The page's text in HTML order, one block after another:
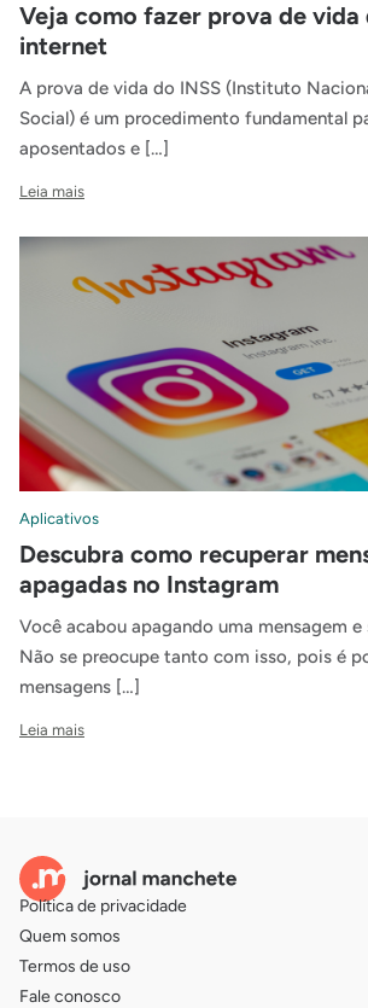
Veja como fazer prova de vida
internet
A prova de vida do INSS (Instituto
Social) é um procedimento fundamental
aposentados e […]
Leia mais
Aplicativos
Descubra como recuperar
apagadas no Instagram
Você acabou apagando uma mensagem e
Não se preocupe tanto com isso, pois é
mensagens […]
Leia mais
Política de privacidade
Quem somos
Termos de uso
Fale conosco